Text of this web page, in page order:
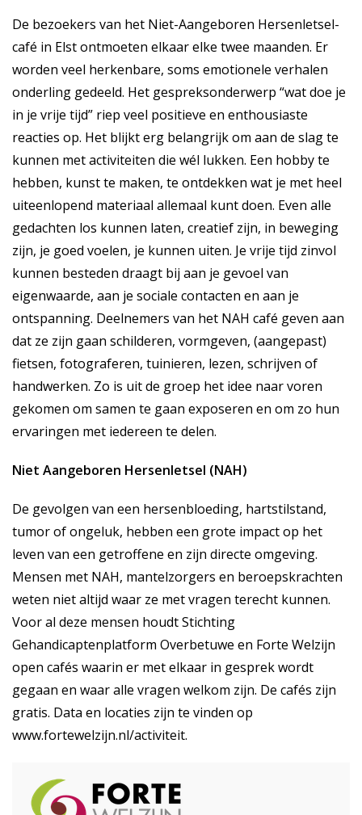
De bezoekers van het Niet-Aangeboren Hersenletsel-
café in Elst ontmoeten elkaar elke twee maanden. Er
worden veel herkenbare, soms emotionele verhalen
onderling gedeeld. Het gespreksonderwerp “wat doe je
in je vrije tijd” riep veel positieve en enthousiaste
reacties op. Het blijkt erg belangrijk om aan de slag te
kunnen met activiteiten die wél lukken. Een hobby te
hebben, kunst te maken, te ontdekken wat je met heel
uiteenlopend materiaal allemaal kunt doen. Even alle
gedachten los kunnen laten, creatief zijn, in beweging
zijn, je goed voelen, je kunnen uiten. Je vrije tijd zinvol
kunnen besteden draagt bij aan je gevoel van
eigenwaarde, aan je sociale contacten en aan je
ontspanning. Deelnemers van het NAH café geven aan
dat ze zijn gaan schilderen, vormgeven, (aangepast)
fietsen, fotograferen, tuinieren, lezen, schrijven of
handwerken. Zo is uit de groep het idee naar voren
gekomen om samen te gaan exposeren en om zo hun
ervaringen met iedereen te delen.
Niet Aangeboren Hersenletsel (NAH)
De gevolgen van een hersenbloeding, hartstilstand,
tumor of ongeluk, hebben een grote impact op het
leven van een getroffene en zijn directe omgeving.
Mensen met NAH, mantelzorgers en beroepskrachten
weten niet altijd waar ze met vragen terecht kunnen.
Voor al deze mensen houdt Stichting
Gehandicaptenplatform Overbetuwe en Forte Welzijn
open cafés waarin er met elkaar in gesprek wordt
gegaan en waar alle vragen welkom zijn. De cafés zijn
gratis. Data en locaties zijn te vinden op
www.fortewelzijn.nl/activiteit.